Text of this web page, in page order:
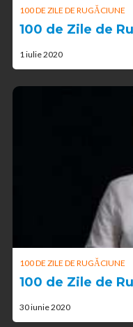
100 DE ZILE DE RUGĂCIUNE
100 de Zile de
1 iulie 2020
100 DE ZILE DE RUGĂCIUNE
100 de Zile de
30 iunie 2020